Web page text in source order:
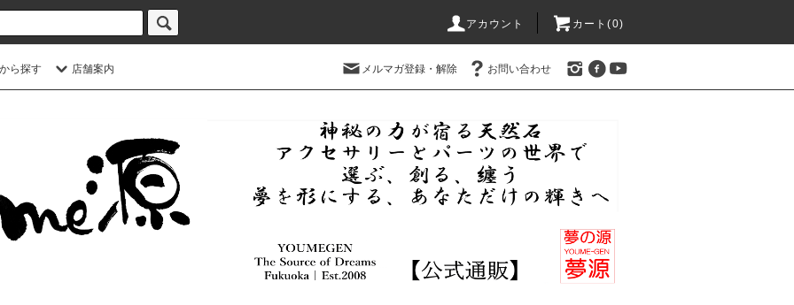
アカウント カート(0)
ら探す 店舗案内 メルマガ登録・解除 お問い合わせ